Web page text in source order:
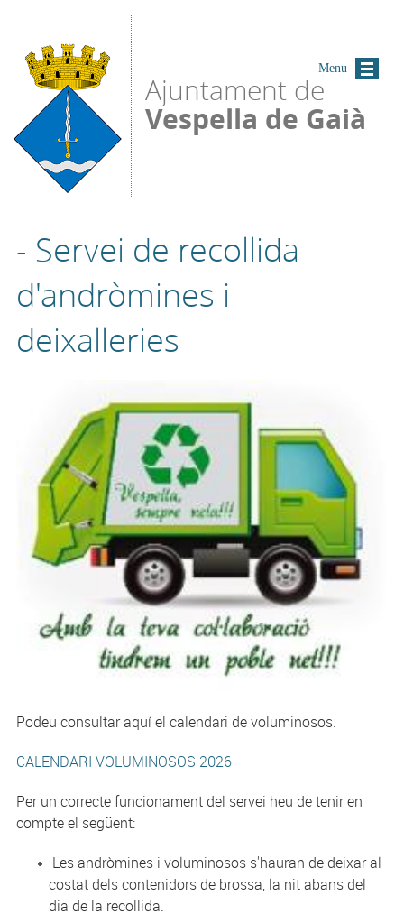
Ajuntament de
Vespella de Gaià
- Servei de recollida
d'andròmines i
deixalleries
Podeu consultar aquí el calendari de voluminosos.
CALENDARI VOLUMINOSOS 2026
Per un correcte funcionament del servei heu de tenir en
compte el següent:
Les andròmines i voluminosos s'hauran de deixar al
costat dels contenidors de brossa, la nit abans del
dia de la recollida.
Menu